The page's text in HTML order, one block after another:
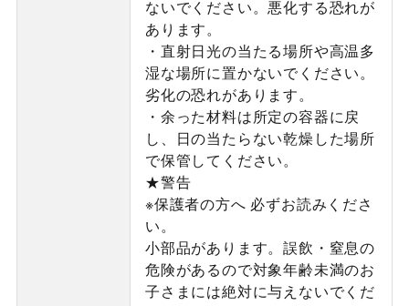
ないでください。悪化する恐れが
あります。
・直射日光の当たる場所や高温多
湿な場所に置かないでください。
劣化の恐れがあります。
・余った材料は所定の容器に戻
し、日の当たらない乾燥した場所
で保管してください。
★警告
※保護者の方へ 必ずお読みくださ
い。
小部品があります。誤飲・窒息の
危険があるので対象年齢未満のお
子さまには絶対に与えないでくだ